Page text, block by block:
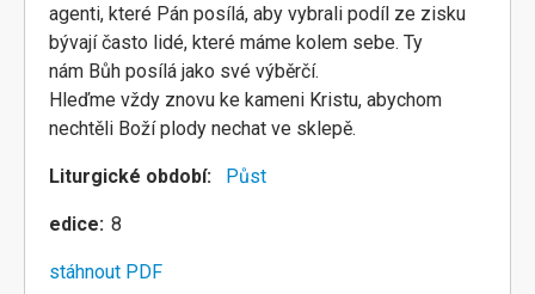
agenti, které Pán posílá, aby vybrali podíl ze zisku
bývají často lidé, které máme kolem sebe. Ty
nám Bůh posílá jako své výběrčí.
Hleďme vždy znovu ke kameni Kristu, abychom
nechtěli Boží plody nechat ve sklepě.
Liturgické období Půst
edice 8
stáhnout PDF